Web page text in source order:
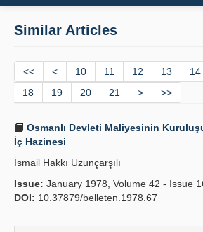
Journal Boards
Writing Rules
Principles
Guidelines
Similar Articles
<< < 10 11 12 13 14
18
19 20 21 > >>
Osmanlı Devleti Maliyesinin
İç Hazinesi
İsmail Hakkı Uzunçarşılı
Issue: January 1978, Volume 42 - Issue
DOI: 10.37879/belleten.1978.67